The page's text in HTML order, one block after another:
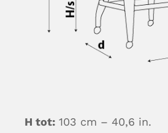
H tot:103 cm – 40,6 in.